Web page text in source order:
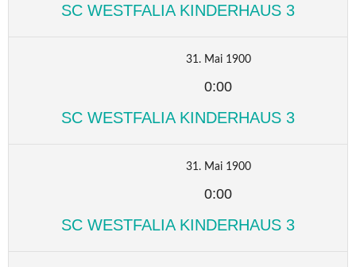
SC WESTFALIA KINDERHAUS 3
31. Mai 1900
0:00
SC WESTFALIA KINDERHAUS 3
31. Mai 1900
0:00
SC WESTFALIA KINDERHAUS 3